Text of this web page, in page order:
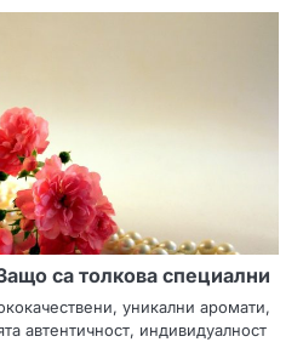
са толкова специални
уникални аромати,
автентичност, индивидуалност